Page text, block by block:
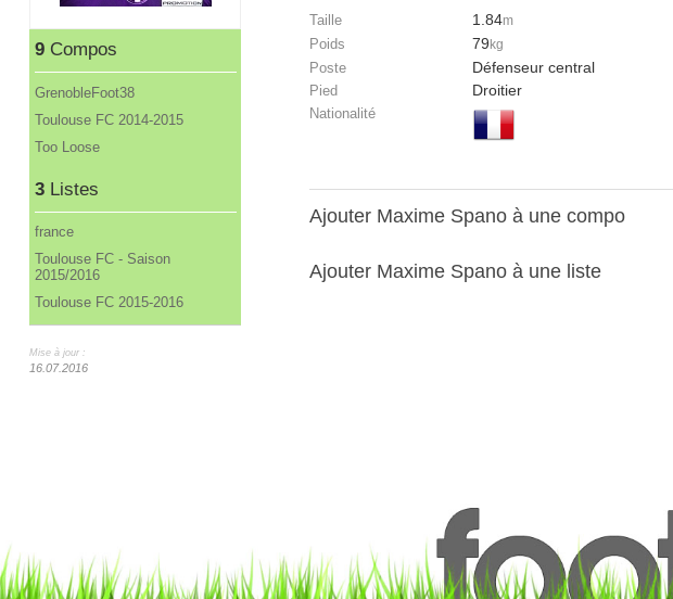
9Compos
GrenobleFoot38
Toulouse FC 2014-2015
Too Loose
3Listes
france
Toulouse FC - Saison
2015/2016
Toulouse FC 2015-2016
Mise à jour :
16.07.2016
Taille 1.84m
Poids 79 kg
Poste Défenseur central
Pied Droitier
Nationalité
Ajouter Maxime Spano à une compo
Ajouter Maxime Spano à une liste